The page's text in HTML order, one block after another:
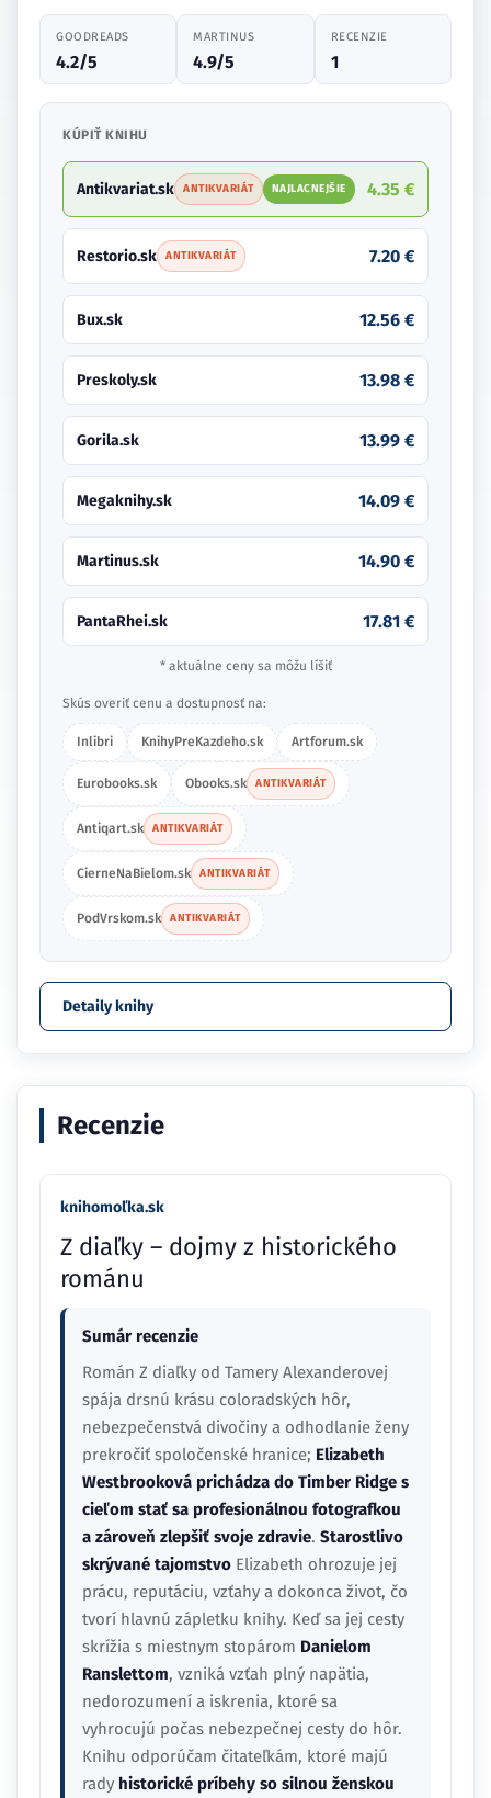
GOODREADS
4.2/5
MARTINUS
4.9/5
RECENZIE
1
KÚPIŤ KNIHU
Antikvariat.sk ANTIKVARIÁT NAJLACNEJŠIE 4.35 €
Restorio.sk ANTIKVARIÁT 7.20 €
Bux.sk 12.56 €
Preskoly.sk 13.98 €
Gorila.sk 13.99 €
Megaknihy.sk 14.09 €
Martinus.sk 14.90 €
PantaRhei.sk 17.81 €
* aktuálne ceny sa môžu líšiť
Skús overiť cenu a dostupnosť na:
Inlibri KnihyPreKazdeho.sk Artforum.sk
Eurobooks.sk Obooks.sk ANTIKVARIÁT
Antiqart.sk ANTIKVARIÁT
CierneNaBielom.sk ANTIKVARIÁT
PodVrskom.sk ANTIKVARIÁT
Detaily knihy
Recenzie
knihomoľka.sk
Z diaľky – dojmy z historického
románu
Sumár recenzie
Román Z diaľky od Tamery Alexanderovej
spája drsnú krásu coloradských hôr,
nebezpečenstvá divočiny a odhodlanie ženy
prekročiť spoločenské hranice; Elizabeth
Westbrooková prichádza do Timber Ridge s
cieľom stať sa profesionálnou fotografkou
a zároveň zlepšiť svoje zdravie. Starostlivo
skrývané tajomstvo Elizabeth ohrozuje jej
prácu, reputáciu, vzťahy a dokonca život, čo
tvorí hlavnú zápletku knihy. Keď sa jej cesty
skrížia s miestnym stopárom Danielom
Ranslettom, vzniká vzťah plný napätia,
nedorozumení a iskrenia, ktoré sa
vyhrocujú počas nebezpečnej cesty do hôr.
Knihu odporúčam čitateľkám, ktoré majú
rady historické príbehy so silnou ženskou